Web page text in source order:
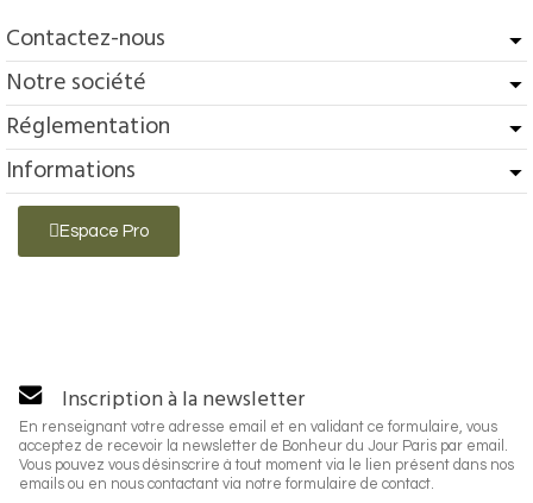
Contactez-nous
Notre société
Réglementation
Informations
Espace Pro
Inscription à la newsletter
En renseignant votre adresse email et en validant ce formulaire, vous
acceptez de recevoir la newsletter de Bonheur du Jour Paris par email.
Vous pouvez vous désinscrire à tout moment via le lien présent dans nos
emails ou en nous contactant via notre formulaire de contact.